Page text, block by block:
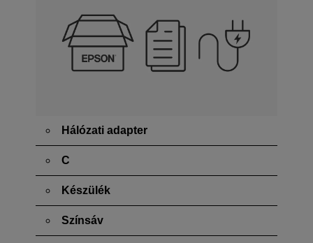
Hálózati adapter
C
Készülék
Színsáv